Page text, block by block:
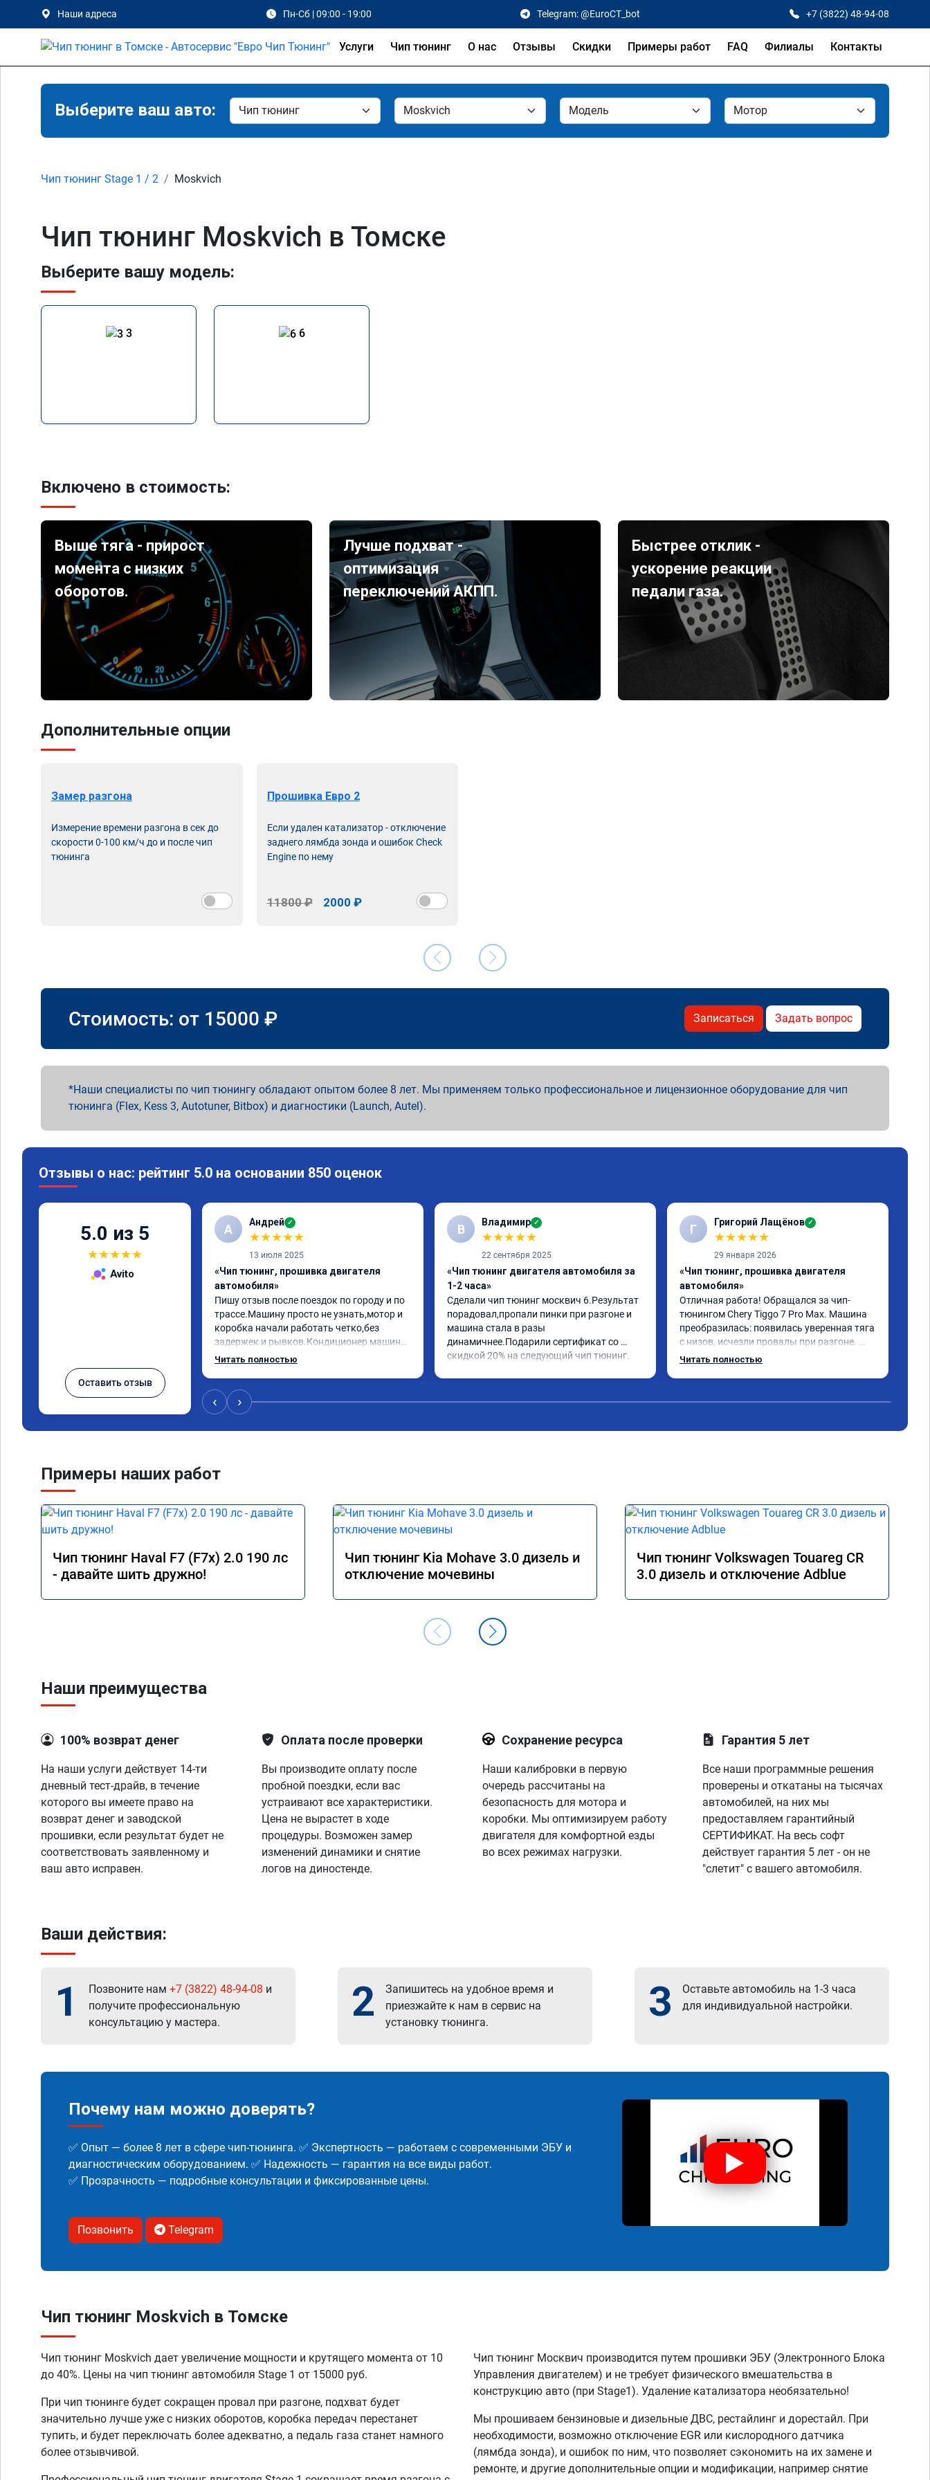
Наши адреса Пн-Сб | 09:00 - 19:00 Telegram: @EuroCT_bot +7 (3822) 48-94-08
Услуги Чип тюнинг О нас Отзывы Скидки Примеры работ FAQ Филиалы Контакты
Выберите ваш авто:
Чип тюнинг Stage 1 / 2 Moskvich
Чип тюнинг Moskvich в Томске
Выберите вашу модель:
3 6
Включено в стоимость:
Выше тяга - прирост
момента с низких
оборотов.
Лучше подхват -
оптимизация
переключений АКПП.
Быстрее отклик -
ускорение реакции
педали газа.
Дополнительные опции
Замер разгона
Измерение времени разгона в сек до
скорости 0-100 км/ч до и после чип
тюнинга
Прошивка Евро 2
Если удален катализатор - отключение
заднего лямбда зонда и ошибок Check
Engine по нему
11800 ₽ 2000 ₽
Стоимость: от 15000 ₽ Записаться Задать вопрос
Наши специалисты по чип тюнингу обладают опытом более 8 лет. Мы применяем только профессиональное и лицензионное оборудование для чип
тюнинга (Flex, Kess 3, Autotuner, Bitbox) и диагностики (Launch, Autel).
Отзывы о нас: рейтинг 5.0 на основании 850 оценок
5.0 из 5
★★★★★
Avito
Оставить отзыв
А Андрей ✓
★★★★★
13 июля 2025
«Чип тюнинг, прошивка двигателя
автомобиля»
Пишу отзыв после поездок по городу и по
трассе.Машину просто не узнать,мотор и
коробка начали работать четко,без
задержек и рывков.Кондиционер машина
вообще не чуствует.Расход топлива
Рекомендую не пожалеете👍
Читать полностью
В Владимир ✓
★★★★★
22 сентября 2025
«Чип тюнинг двигателя автомобиля за
1-2 часа»
Сделали чип тюнинг москвич 6.Результат
порадовал,пропали пинки при разгоне и
машина стала в разы
динамичнее.Подарили сертификат со
скидкой 20% на следующий чип тюнинг.
Г Григорий Лащёнов ✓
★★★★★
29 января 2026
«Чип тюнинг, прошивка двигателя
автомобиля»
Отличная работа! Обращался за чип-
тюнингом Chery Tiggo 7 Pro Max. Машина
преобразилась: появилась уверенная тяга
с низов, исчезли провалы при разгоне.
Расход в спокойном режиме даже немного
Читать полностью
‹ ›
Примеры наших работ
Чип тюнинг Haval F7 (F7x) 2.0 190 лс
- давайте шить дружно!
Чип тюнинг Kia Mohave 3.0 дизель и
отключение мочевины
Чип тюнинг Volkswagen Touareg CR
3.0 дизель и отключение Adblue
Наши преимущества
100% возврат денег
На наши услуги действует 14-ти
дневный тест-драйв, в течение
которого вы имеете право на
возврат денег и заводской
прошивки, если результат будет не
соответствовать заявленному и
ваш авто исправен.
Оплата после проверки
Вы производите оплату после
пробной поездки, если вас
устраивают все характеристики.
Цена не вырастет в ходе
процедуры. Возможен замер
изменений динамики и снятие
логов на диностенде.
Сохранение ресурса
Наши калибровки в первую
очередь рассчитаны на
безопасность для мотора и
коробки. Мы оптимизируем работу
двигателя для комфортной езды
во всех режимах нагрузки.
Гарантия 5 лет
Все наши программные решения
проверены и откатаны на тысячах
автомобилей, на них мы
предоставляем гарантийный
СЕРТИФИКАТ. На весь софт
действует гарантия 5 лет - он не
"слетит" с вашего автомобиля.
Ваши действия:
1 Позвоните нам +7 (3822) 48-94-08 и
получите профессиональную
консультацию у мастера.
2
Запишитесь на удобное время и
приезжайте к нам в сервис на
установку тюнинга.
3
Оставьте автомобиль на 1-3 часа
для индивидуальной настройки.
Почему нам можно доверять?
✅ Опыт — более 8 лет в сфере чип-тюнинга. ✅ Экспертность — работаем с современными ЭБУ и
диагностическим оборудованием. ✅ Надежность — гарантия на все виды работ.
✅ Прозрачность — подробные консультации и фиксированные цены.
Позвонить Telegram
Чип тюнинг Moskvich в Томске
Чип тюнинг Moskvich дает увеличение мощности и крутящего момента от 10
до 40%. Цены на чип тюнинг автомобиля Stage 1 от 15000 руб.
При чип тюнинге будет сокращен провал при разгоне, подхват будет
значительно лучше уже с низких оборотов, коробка передач перестанет
тупить, и будет переключать более адекватно, а педаль газа станет намного
более отзывчивой.
Чип тюнинг Москвич производится путем прошивки ЭБУ (Электронного Блока
Управления двигателем) и не требует физического вмешательства в
конструкцию авто (при Stage1). Удаление катализатора необязательно!
Мы прошиваем бензиновые и дизельные ДВС, рестайлинг и дорестайл. При
необходимости, возможно отключение EGR или кислородного датчика
(лямбда зонда), и ошибок по ним, что позволяет сэкономить на их замене и
ремонте, и другие дополнительные опции и модификации, например снятие